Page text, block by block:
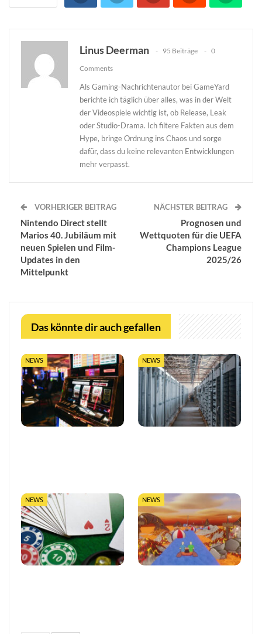
Linus Deerman 95 Beiträge
0
Comments
Als Gaming-Nachrichtenautor bei GameYard
berichte ich täglich über alles, was in der Welt
der Videospiele wichtig ist, ob Release, Leak
oder Studio-Drama. Ich filtere Fakten aus dem
Hype, bringe Ordnung ins Chaos und sorge
dafür, dass du keine relevanten Entwicklungen
mehr verpasst.
VORHERIGER BEITRAG
Nintendo Direct stellt
Marios 40. Jubiläum mit
neuen Spielen und Film-
Updates in den
Mittelpunkt
NÄCHSTER BEITRAG
Prognosen und
Wettquoten für die UEFA
Champions League
2025/26
Das könnte dir auch gefallen
NEWS NEWS
NEWS NEWS